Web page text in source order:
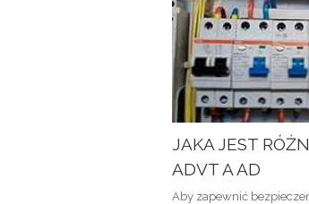
JAKA JEST
ADVT A AD
Aby zapewnić